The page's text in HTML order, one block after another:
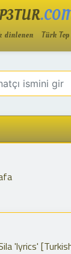
dinlenen Türk Top
'lyrics' [Turkish]